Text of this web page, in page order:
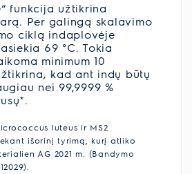
funkcija užtikrina
Per galingą skalavimo
ciklą indaplovėje
69 °C. Tokia
minimum 10
kad ant indų būtų
nei 99,9999 %
luteus ir MS2
išorinį tyrimą, kurį atliko
AG 2021 m. (Bandymo